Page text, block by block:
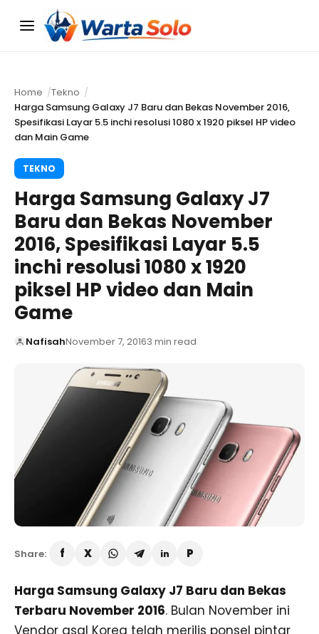
Menu
Home
Tekno
Harga Samsung Galaxy J7 Baru dan Bekas November 2016,
Spesifikasi Layar 5.5 inchi resolusi 1080 x 1920 piksel HP video
dan Main Game
TEKNO
Harga Samsung Galaxy J7
Baru dan Bekas November
2016, Spesifikasi Layar 5.5
inchi resolusi 1080 x 1920
piksel HP video dan Main
Game
NafisahNovember 7, 20163 min read
Share:
Harga Samsung Galaxy J7 Baru dan Bekas
Terbaru November 2016. Bulan November ini